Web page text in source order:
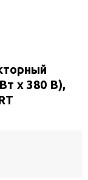
x 380 В),